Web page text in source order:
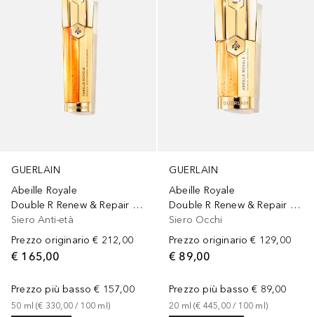
GUERLAIN
Abeille Royale
Double R Renew & Repair Advanced Serum
Siero Anti-età
Prezzo originario € 212,00
€ 165,00
Prezzo più basso € 157,00
50 ml (€ 330,00 / 100 ml )
GUERLAIN
Abeille Royale
Double R Renew & Repair Eye Serum
Siero Occhi
Prezzo originario € 129,00
€ 89,00
Prezzo più basso € 89,00
20 ml (€ 445,00 / 100 ml )